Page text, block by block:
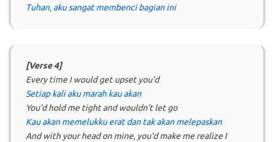
Tuhan, aku sangat membenci bagian ini
[Verse 4]
Every time I would get upset you’d
Setiap kali aku marah kau akan
You’d hold me tight and wouldn’t let go
Kau akan memelukku erat dan tak akan melepaskan
And with your head on mine, you’d make me realize I